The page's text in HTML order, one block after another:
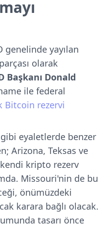
genelinde yayılan
olarak
Başkanı Donald
ile federal
Bitcoin rezervi
eyaletlerde benzer
Arizona, Teksas ve
kripto rezerv
Missouri'nin de bu
önümüzdeki
karara bağlı olacak.
tasarı önce